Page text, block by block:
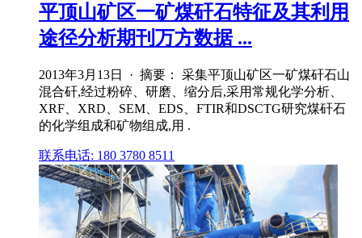
平顶山矿区一矿煤矸石特征及其利用
途径分析期刊万方数据 ...
2013年3月13日 · 摘要： 采集平顶山矿区一矿煤矸石山
混合矸,经过粉碎、研磨、缩分后,采用常规化学分析、
XRF、XRD、SEM、EDS、FTIR和DSCTG研究煤矸石
的化学组成和矿物组成,用 .
联系电话: 180 3780 8511